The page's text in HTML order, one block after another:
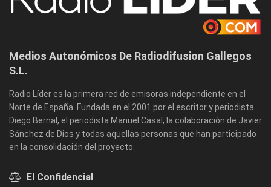
Medios Autonómicos De Radiodifusion Gallegos
S.L.
Radio Líder es la primera red de emisoras independiente en el
Norte de España. Fundada en el 2001 por el escritor y periodista
Diego Bernal, el periodista Manuel Casal, la colaboración de Javier
Sánchez de Dios y todas aquellas personas que han participado
en la consolidación del proyecto.
El Confidencial